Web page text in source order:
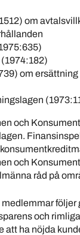
om
om
och
och
råd på
följer
och
att ha nöjda